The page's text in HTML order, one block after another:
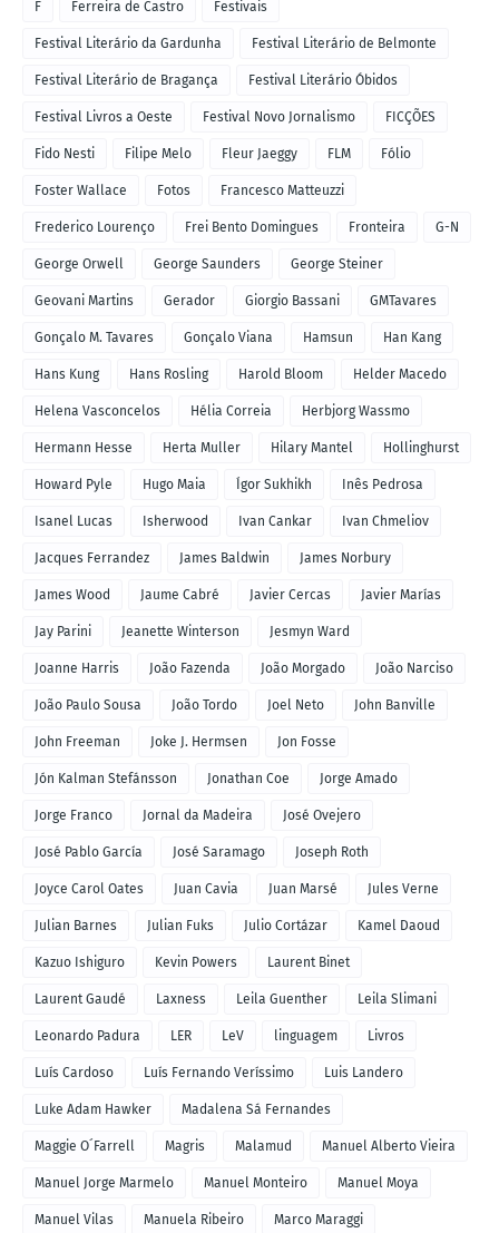
F Ferreira de Castro Festivais
Festival Literário da Gardunha Festival Literário de Belmonte
Festival Literário de Bragança Festival Literário Óbidos
Festival Livros a Oeste Festival Novo Jornalismo FICÇÕES
Fido Nesti Filipe Melo Fleur Jaeggy FLM Fólio
Foster Wallace Fotos Francesco Matteuzzi
Frederico Lourenço Frei Bento Domingues Fronteira G-N
George Orwell George Saunders George Steiner
Geovani Martins Gerador Giorgio Bassani GMTavares
Gonçalo M. Tavares Gonçalo Viana Hamsun Han Kang
Hans Kung Hans Rosling Harold Bloom Helder Macedo
Helena Vasconcelos Hélia Correia Herbjorg Wassmo
Hermann Hesse Herta Muller Hilary Mantel Hollinghurst
Howard Pyle Hugo Maia Ígor Sukhikh Inês Pedrosa
Isanel Lucas Isherwood Ivan Cankar Ivan Chmeliov
Jacques Ferrandez James Baldwin James Norbury
James Wood Jaume Cabré Javier Cercas Javier Marías
Jay Parini Jeanette Winterson Jesmyn Ward
Joanne Harris João Fazenda João Morgado João Narciso
João Paulo Sousa João Tordo Joel Neto John Banville
John Freeman Joke J. Hermsen Jon Fosse
Jón Kalman Stefánsson Jonathan Coe Jorge Amado
Jorge Franco Jornal da Madeira José Ovejero
José Pablo García José Saramago Joseph Roth
Joyce Carol Oates Juan Cavia Juan Marsé Jules Verne
Julian Barnes Julian Fuks Julio Cortázar Kamel Daoud
Kazuo Ishiguro Kevin Powers Laurent Binet
Laurent Gaudé Laxness Leila Guenther Leila Slimani
Leonardo Padura LER LeV linguagem Livros
Luís Cardoso Luís Fernando Veríssimo Luis Landero
Luke Adam Hawker Madalena Sá Fernandes
Maggie O´Farrell Magris Malamud Manuel Alberto Vieira
Manuel Jorge Marmelo Manuel Monteiro Manuel Moya
Manuel Vilas Manuela Ribeiro Marco Maraggi